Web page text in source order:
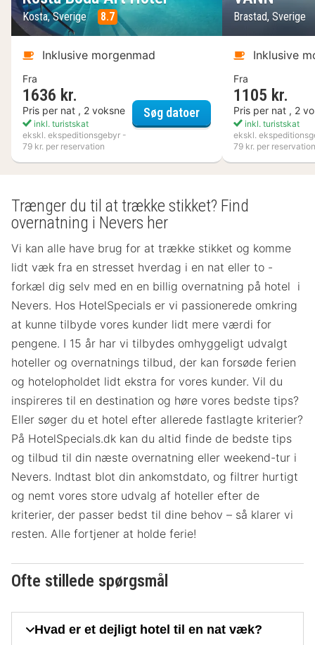
Kosta, Sverige 8.7
Inklusive morgenmad
Fra
1636 kr.
Pris per nat , 2 voksne
inkl. turistskat
ekskl. ekspeditionsgebyr -
79 kr. per reservation
Søg datoerKosta Boda Art Hotel
Brastad, Sverige
Inklusive
Fra
1105 kr.
Pris per nat , 2
inkl. turistskat
ekskl.
79 kr. per reservation
Trænger du til at trække stikket? Find
overnatning i Nevers her
Vi kan alle have brug for at trække stikket og komme
lidt væk fra en stresset hverdag i en nat eller to -
forkæl dig selv med en en billig overnatning på hotel i
Nevers. Hos HotelSpecials er vi passionerede omkring
at kunne tilbyde vores kunder lidt mere værdi for
pengene. I 15 år har vi tilbydes omhyggeligt udvalgt
hoteller og overnatnings tilbud, der kan forsøde ferien
og hotelopholdet lidt ekstra for vores kunder. Vil du
inspireres til en destination og høre vores bedste tips?
Eller søger du et hotel efter allerede fastlagte kriterier?
På HotelSpecials.dk kan du altid finde de bedste tips
og tilbud til din næste overnatning eller weekend-tur i
Nevers. Indtast blot din ankomstdato, og filtrer hurtigt
og nemt vores store udvalg af hoteller efter de
kriterier, der passer bedst til dine behov – så klarer vi
resten. Alle fortjener at holde ferie!
Ofte stillede spørgsmål
Hvad er et dejligt hotel til en nat væk?